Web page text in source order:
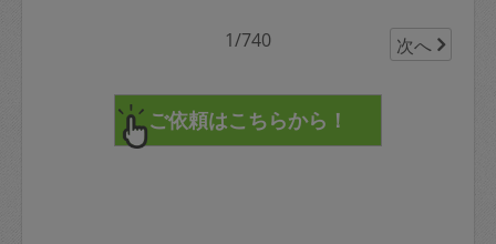
1/740 次へ